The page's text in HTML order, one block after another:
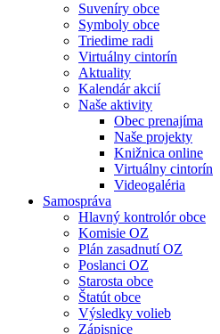
Suveníry obce
Symboly obce
Triedime radi
Virtuálny cintorín
Aktuality
Kalendár akcií
Naše aktivity
Obec prenajíma
Naše projekty
Knižnica online
Virtuálny cintorín
Videogaléria
Samospráva
Hlavný kontrolór obce
Komisie OZ
Plán zasadnutí OZ
Poslanci OZ
Starosta obce
Štatút obce
Výsledky volieb
Zápisnice